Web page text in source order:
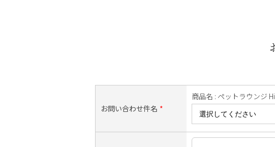
お問い合わせ件名 *
商品名 : ペットラウンジ